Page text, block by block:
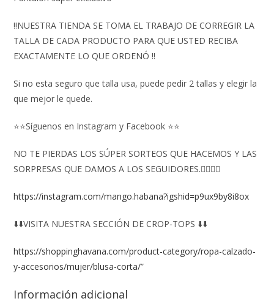
‼️NUESTRA TIENDA SE TOMA EL TRABAJO DE CORREGIR LA
TALLA DE CADA PRODUCTO PARA QUE USTED RECIBA
EXACTAMENTE LO QUE ORDENÓ ‼️
Si no esta seguro que talla usa, puede pedir 2 tallas y elegir la
que mejor le quede.
⭐⭐Síguenos en Instagram y Facebook ⭐⭐
NO TE PIERDAS LOS SÚPER SORTEOS QUE HACEMOS Y LAS
SORPRESAS QUE DAMOS A LOS SEGUIDORES.👇🏻👇🏻
https://instagram.com/mango.habana?igshid=p9ux9by8i8ox
⬇️⬇️VISITA NUESTRA SECCIÓN DE CROP-TOPS ⬇️⬇️
https://shoppinghavana.com/product-category/ropa-calzado-
y-accesorios/mujer/blusa-corta/”
Información adicional